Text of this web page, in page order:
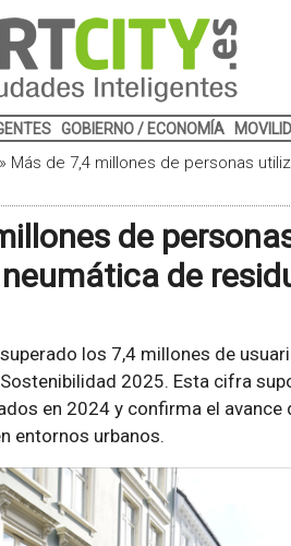
GOBIERNO / ECONOMÍA
» Más de 7,4 millones de personas
de
de
los 7,4 millones de
2025. Esta cifra
en 2024 y confirma el
entornos urbanos.